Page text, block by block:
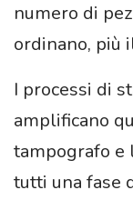
numero di
ordinano, più
I processi di
amplificano
tampografo e
tutti una fase